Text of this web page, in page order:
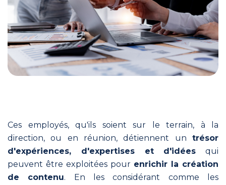
simple
que
piloter la communication
avec
ComInTime
L’expérience
agence
française
Ces employés, qu'ils soient sur le terrain, à la
direction, ou en réunion, détiennent un trésor
d'expériences, d'expertises et d'idées qui
peuvent être exploitées pour enrichir la création
de contenu. En les considérant comme les